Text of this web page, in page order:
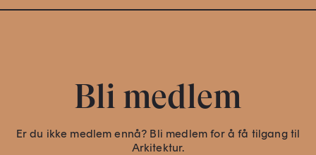
Bli medlem
Er du ikke medlem ennå? Bli medlem for å få tilgang til
Arkitektur.